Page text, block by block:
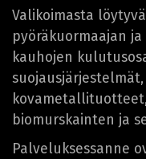
Valikoimasta
pyöräkuormaajan
kauhojen
biomurskainten ja
Palveluksessanne